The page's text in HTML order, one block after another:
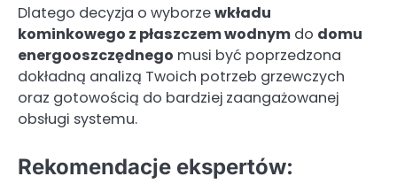
Dlatego decyzja o wyborzewkładu
kominkowego z płaszczem wodnym do domu
energooszczędnego musi być poprzedzona
dokładną analizą Twoich potrzeb grzewczych
oraz gotowością do bardziej zaangażowanej
obsługi systemu.
Rekomendacje ekspertów: